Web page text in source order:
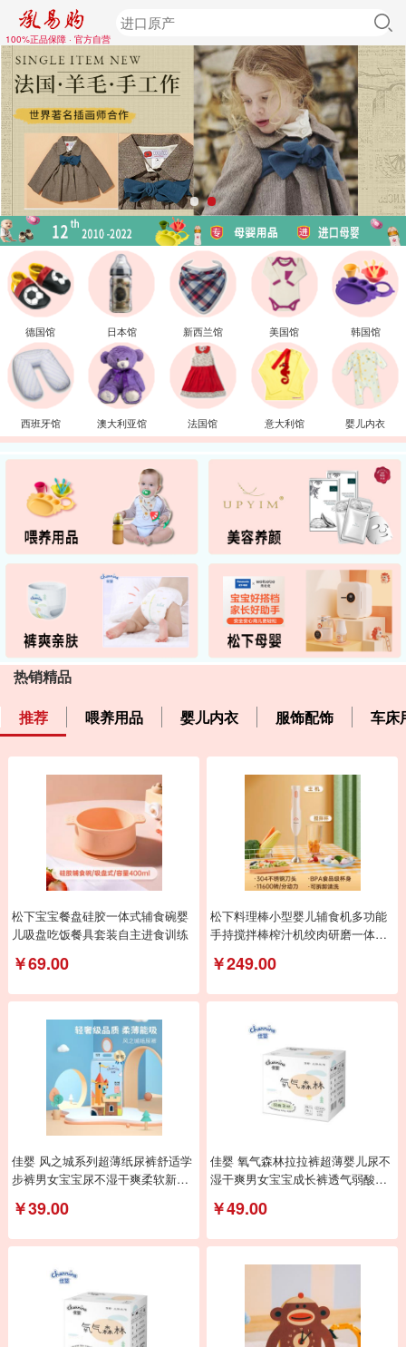
100%正品保障 · 官方自营
德国馆 日本馆 新西兰馆 美国馆 韩国馆
西班牙馆 澳大利亚馆 法国馆 意大利馆 婴儿内衣
热销精品
推荐
喂养用品 婴儿内衣 服饰配饰 车床
松下宝宝餐盘硅胶一体式辅食碗婴
儿吸盘吃饭餐具套装自主进食训练
￥69.00
松下料理棒小型婴儿辅食机多功能
手持搅拌棒榨汁机绞肉研磨一体机
￥249.00
佳婴 风之城系列超薄纸尿裤舒适学
步裤男女宝宝尿不湿干爽柔软新生
￥39.00
佳婴 氧气森林拉拉裤超薄婴儿尿不
湿干爽男女宝宝成长裤透气弱酸亲
￥49.00